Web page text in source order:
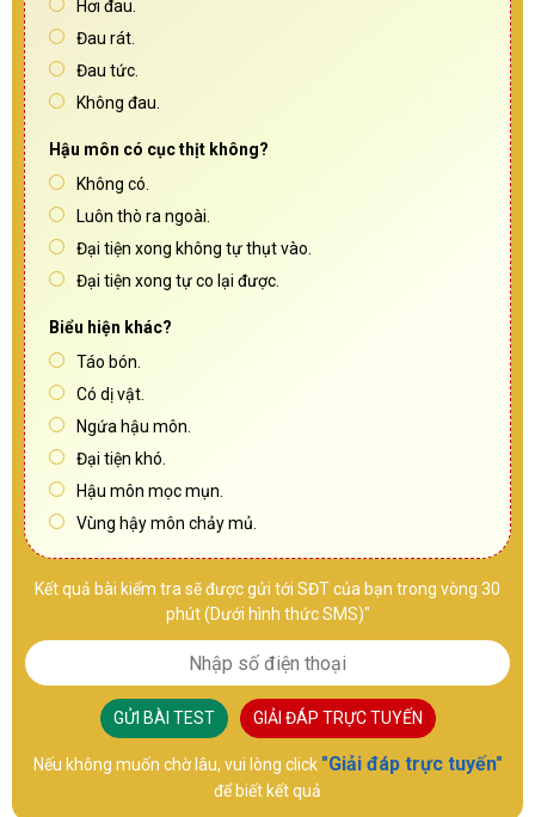
Hơi đau.
Đau rát.
Đau tức.
Không đau.
Hậu môn có cục thịt không?
Không có.
Luôn thò ra ngoài.
Đại tiện xong không tự thụt vào.
Đại tiện xong tự co lại được.
Biểu hiện khác?
Táo bón.
Có dị vật.
Ngứa hậu môn.
Đại tiện khó.
Hậu môn mọc mụn.
Vùng hậy môn chảy mủ.
Kết quả bài kiểm tra sẽ được gửi tới SĐT của bạn trong vòng 30
phút (Dưới hình thức SMS)"
GỬI BÀI TEST GIẢI ĐÁP TRỰC TUYẾN
Nếu không muốn chờ lâu, vui lòng click "Giải đáp trực tuyến"
để biết kết quả